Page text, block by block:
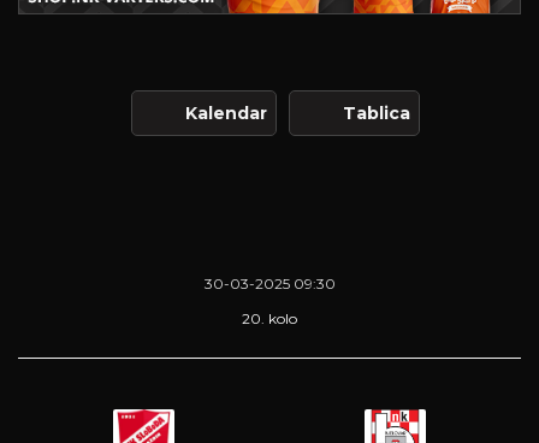
Kalendar Tablica
30-03-2025 09:30
20. kolo